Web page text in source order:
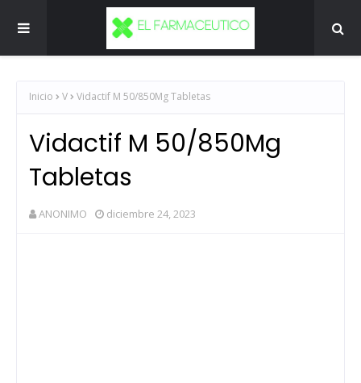
Inicio V Vidactif M 50/850Mg Tabletas
Vidactif M 50/850Mg
Tabletas
ANONIMO diciembre 24, 2023